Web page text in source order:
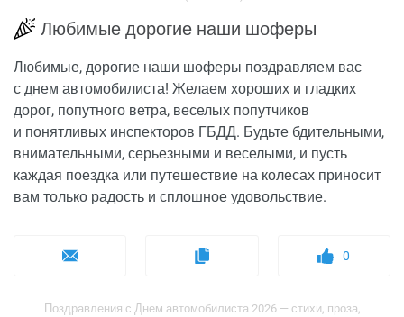
Любимые дорогие наши шоферы
Любимые, дорогие наши шоферы поздравляем вас
с днем автомобилиста! Желаем хороших и гладких
дорог, попутного ветра, веселых попутчиков
и понятливых инспекторов ГБДД. Будьте бдительными,
внимательными, серьезными и веселыми, и пусть
каждая поездка или путешествие на колесах приносит
вам только радость и сплошное удовольствие.
0
Поздравления с Днем автомобилиста 2026 — стихи, проза,